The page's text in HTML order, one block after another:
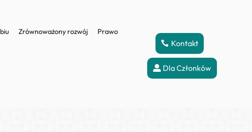
Zrównoważony rozwój Prawo
Kontakt
Dla Członków